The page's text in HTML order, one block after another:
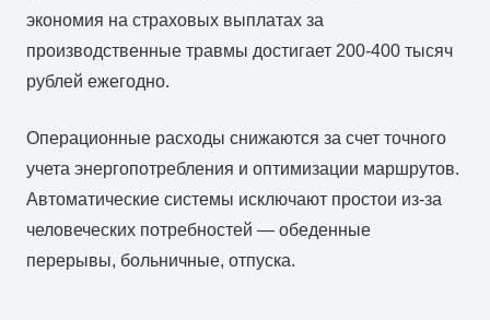
экономия на страховых выплатах за
производственные травмы достигает 200-400 тысяч
рублей ежегодно.
Операционные расходы снижаются за счет точного
учета энергопотребления и оптимизации маршрутов.
Автоматические системы исключают простои из-за
человеческих потребностей — обеденные
перерывы, больничные, отпуска.